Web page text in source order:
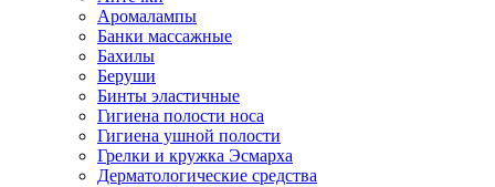
Аромалампы
Банки массажные
Бахилы
Беруши
Бинты эластичные
Гигиена полости носа
Гигиена ушной полости
Грелки и кружка Эсмарха
Дерматологические средства